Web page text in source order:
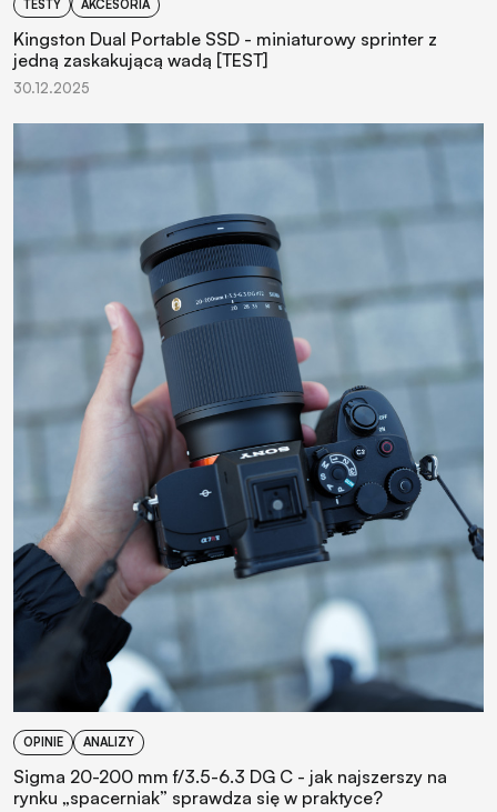
TESTY AKCESORIA
Kingston Dual Portable SSD - miniaturowy sprinter z
jedną zaskakującą wadą [TEST]
30.12.2025
OPINIE ANALIZY
Sigma 20-200 mm f/3.5-6.3 DG C - jak najszerszy na
rynku „spacerniak” sprawdza się w praktyce?